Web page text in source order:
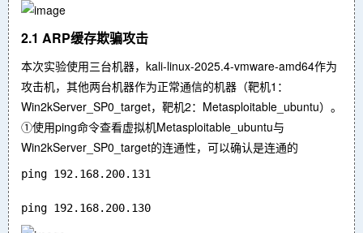
2.1 ARP缓存欺骗攻击
本次实验使用三台机器，kali-linux-2025.4-vmware-amd64作为
攻击机，其他两台机器作为正常通信的机器（靶机1：
Win2kServer_SP0_target，靶机2：Metasploitable_ubuntu）。
①使用ping命令查看虚拟机Metasploitable_ubuntu与
Win2kServer_SP0_target的连通性，可以确认是连通的
ping 192.168.200.131